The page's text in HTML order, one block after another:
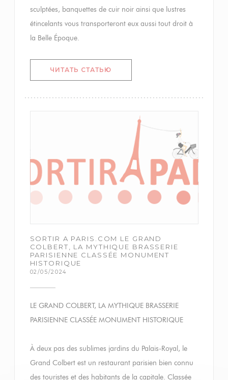
sculptées, banquettes de cuir noir ainsi que lustres
étincelants vous transporteront eux aussi tout droit à
la Belle Époque.
ЧИТАТЬ СТАТЬЮ
SORTIR A PARIS.COM LE GRAND
COLBERT, LA MYTHIQUE BRASSERIE
PARISIENNE CLASSÉE MONUMENT
HISTORIQUE
02/05/2024
LE GRAND COLBERT, LA MYTHIQUE BRASSERIE
PARISIENNE CLASSÉE MONUMENT HISTORIQUE
À deux pas des sublimes jardins du Palais-Royal, le
Grand Colbert est un restaurant parisien bien connu
des touristes et des habitants de la capitale. Classée